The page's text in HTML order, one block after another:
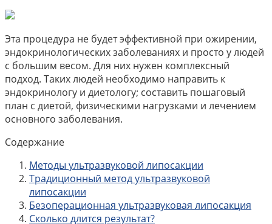
Эта процедура не будет эффективной при ожирении,
эндокринологических заболеваниях и просто у людей
с большим весом. Для них нужен комплексный
подход. Таких людей необходимо направить к
эндокринологу и диетологу; составить пошаговый
план с диетой, физическими нагрузками и лечением
основного заболевания.
Содержание
Методы ультразвуковой липосакции
Традиционный метод ультразвуковой
липосакции
Безоперационная ультразвуковая липосакция
Сколько длится результат?